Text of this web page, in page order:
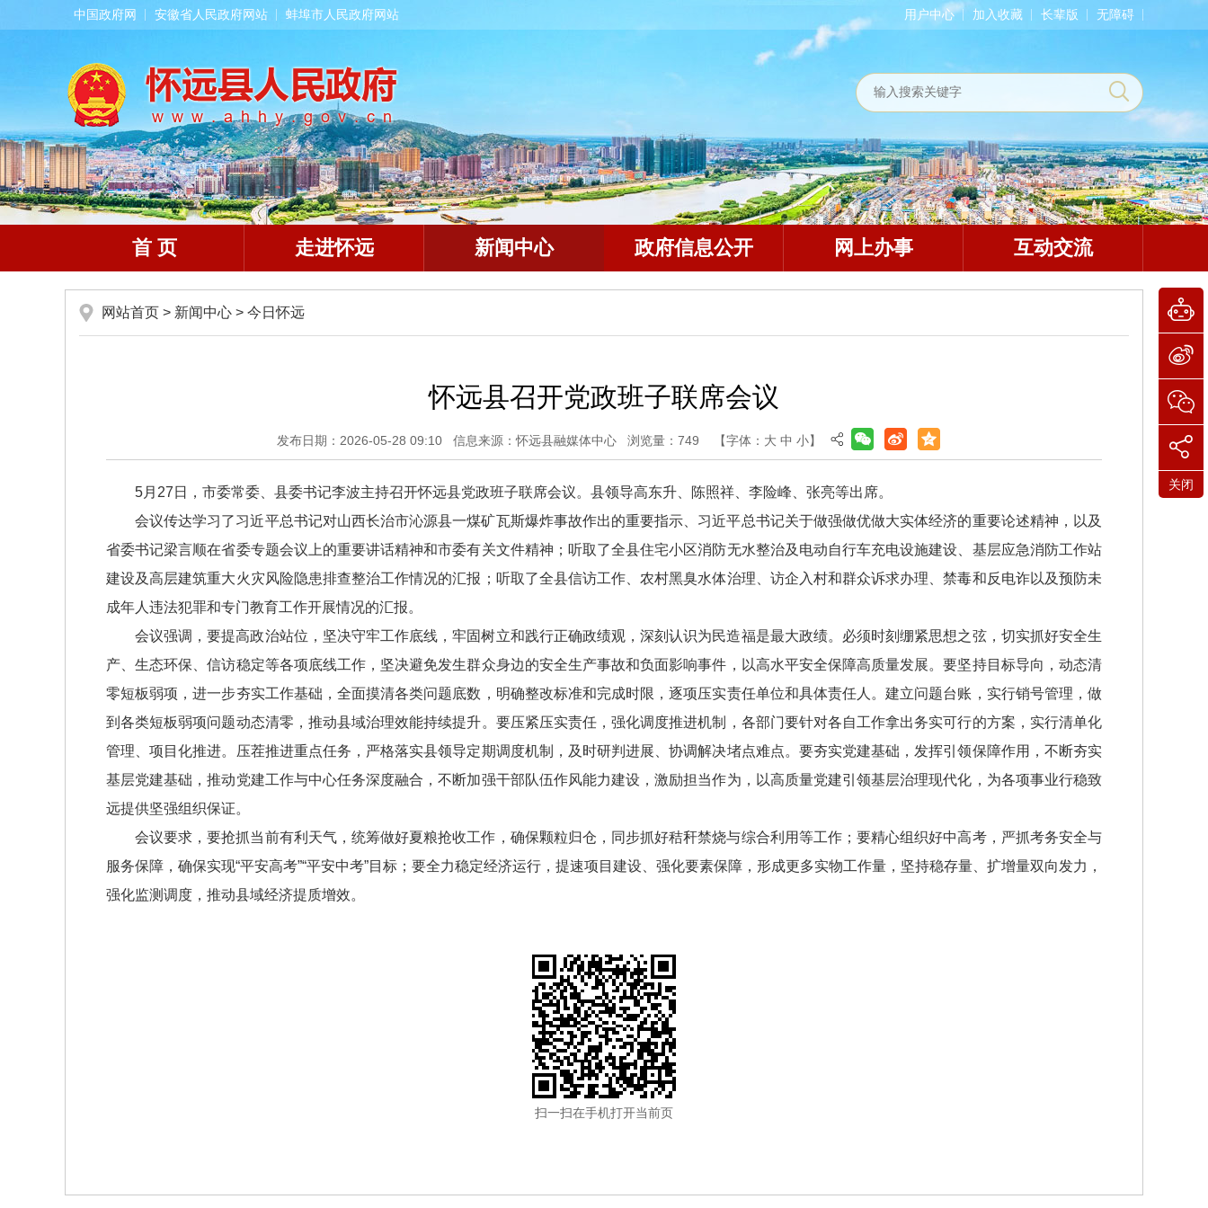
中国政府网 安徽省人民政府网站 蚌埠市人民政府网站 用户中心 加入收藏 长辈版 无障碍
首 页 走进怀远 新闻中心 政府信息公开 网上办事 互动交流
网站首页 > 新闻中心 > 今日怀远
怀远县召开党政班子联席会议
发布日期：2026-05-28 09:10 信息来源：怀远县融媒体中心 浏览量： 749 【字体： 大 中 小】
5月27日，市委常委、县委书记李波主持召开怀远县党政班子联席会议。县领导高东升、陈照祥、李险峰、张亮等出席。
会议传达学习了习近平总书记对山西长治市沁源县一煤矿瓦斯爆炸事故作出的重要指示、习近平总书记关于做强做优做大实体经济的重要论述精神，以及
省委书记梁言顺在省委专题会议上的重要讲话精神和市委有关文件精神；听取了全县住宅小区消防无水整治及电动自行车充电设施建设、基层应急消防工作站
建设及高层建筑重大火灾风险隐患排查整治工作情况的汇报；听取了全县信访工作、农村黑臭水体治理、访企入村和群众诉求办理、禁毒和反电诈以及预防未
成年人违法犯罪和专门教育工作开展情况的汇报。
会议强调，要提高政治站位，坚决守牢工作底线，牢固树立和践行正确政绩观，深刻认识为民造福是最大政绩。必须时刻绷紧思想之弦，切实抓好安全生
产、生态环保、信访稳定等各项底线工作，坚决避免发生群众身边的安全生产事故和负面影响事件，以高水平安全保障高质量发展。要坚持目标导向，动态清
零短板弱项，进一步夯实工作基础，全面摸清各类问题底数，明确整改标准和完成时限，逐项压实责任单位和具体责任人。建立问题台账，实行销号管理，做
到各类短板弱项问题动态清零，推动县域治理效能持续提升。要压紧压实责任，强化调度推进机制，各部门要针对各自工作拿出务实可行的方案，实行清单化
管理、项目化推进。压茬推进重点任务，严格落实县领导定期调度机制，及时研判进展、协调解决堵点难点。要夯实党建基础，发挥引领保障作用，不断夯实
基层党建基础，推动党建工作与中心任务深度融合，不断加强干部队伍作风能力建设，激励担当作为，以高质量党建引领基层治理现代化，为各项事业行稳致
远提供坚强组织保证。
会议要求，要抢抓当前有利天气，统筹做好夏粮抢收工作，确保颗粒归仓，同步抓好秸秆禁烧与综合利用等工作；要精心组织好中高考，严抓考务安全与
服务保障，确保实现“平安高考”“平安中考”目标；要全力稳定经济运行，提速项目建设、强化要素保障，形成更多实物工作量，坚持稳存量、扩增量双向发力，
强化监测调度，推动县域经济提质增效。
扫一扫在手机打开当前页
关闭